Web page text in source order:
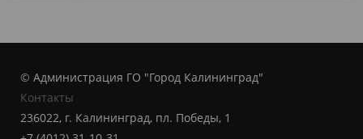
© Администрация ГО "Город Калининград"
Контакты
236022, г. Калининград, пл. Победы, 1